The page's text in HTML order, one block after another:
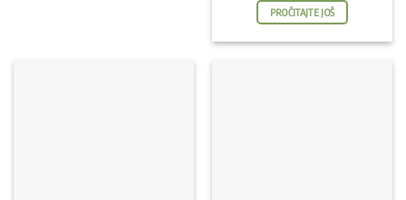
PROČITAJTE JOŠ